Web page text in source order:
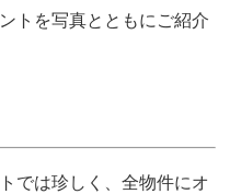
トを写真とともにご紹介
では珍しく、全物件にオ